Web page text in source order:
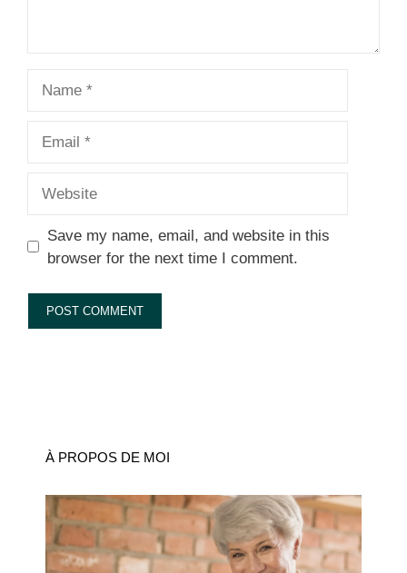
Save my name, email, and website in this
browser for the next time I comment.
À PROPOS DE MOI